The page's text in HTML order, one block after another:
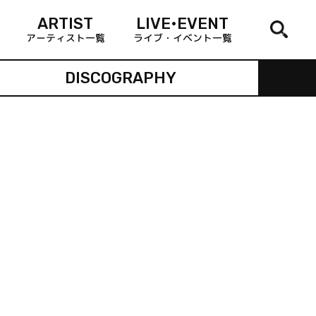
ARTIST
アーティスト一覧
LIVE•EVENT
ライブ・イベント一覧
DISCOGRAPHY